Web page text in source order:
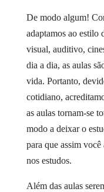
De modo algum!
adaptamos ao estilo
visual, auditivo,
dia a dia, as aulas
vida. Portanto,
cotidiano,
as aulas tornam-se
modo a deixar o
para que assim
nos estudos.
Além das aulas